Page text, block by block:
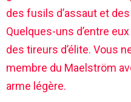
des fusils d’assaut et
Quelques-uns d’entre
des tireurs d’élite. Vous
membre du Maelström
arme légère.